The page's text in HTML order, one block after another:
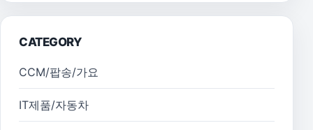
CATEGORY
CCM/팝송/가요
IT제품/자동차